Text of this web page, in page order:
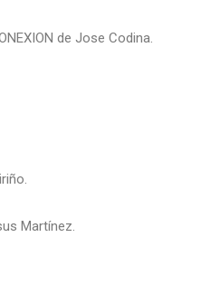
de Jose Codina.
Martínez.